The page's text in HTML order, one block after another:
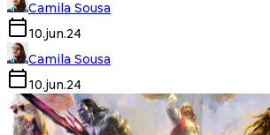
Camila Sousa
10.jun.24
Camila Sousa
10.jun.24